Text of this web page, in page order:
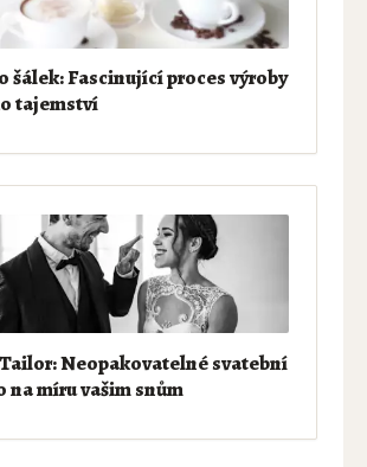
šálek: Fascinující proces výroby
tajemství
Neopakovatelné svatební
na míru vašim snům